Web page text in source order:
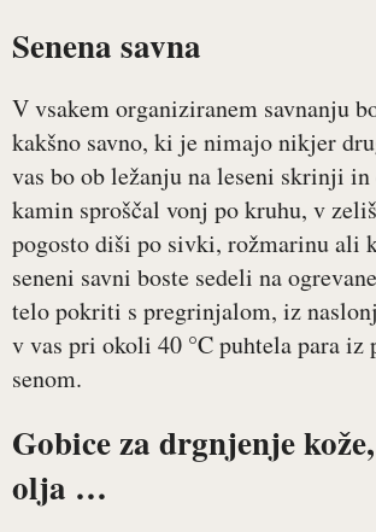
Senena savna
V vsakem organiziranem savnanju
kakšno savno, ki je nimajo nikjer
vas bo ob ležanju na leseni skrinji
kamin sproščal vonj po kruhu, v
pogosto diši po sivki, rožmarinu ali
seneni savni boste sedeli na
telo pokriti s pregrinjalom, iz
v vas pri okoli 40 °C puhtela para iz
senom.
Gobice za drgnjenje
olja …